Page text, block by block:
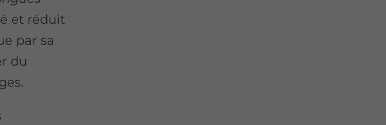
et réduit
par sa
du